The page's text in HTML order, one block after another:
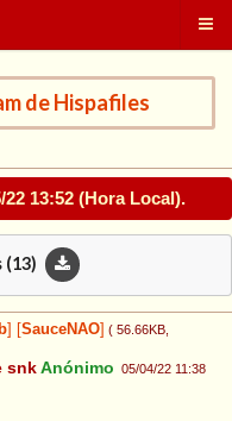
de Hispafiles
22 13:52 (Hora Local).
(13)
SauceNAO ( 56.66KB
snkAnónimo 05/04/22 11:38